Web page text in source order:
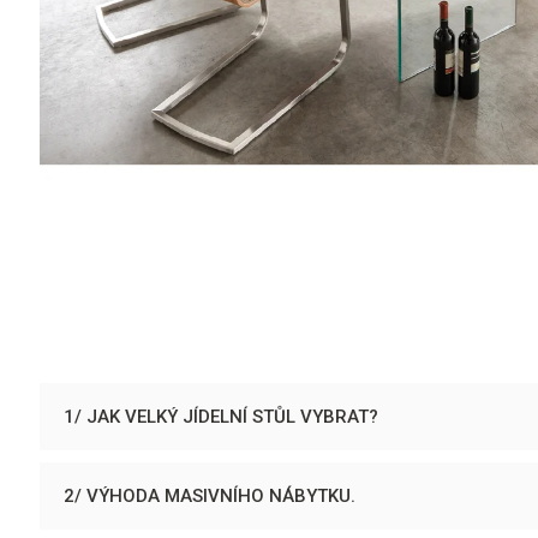
1/ JAK VELKÝ JÍDELNÍ STŮL VYBRAT?
2/ VÝHODA MASIVNÍHO NÁBYTKU.